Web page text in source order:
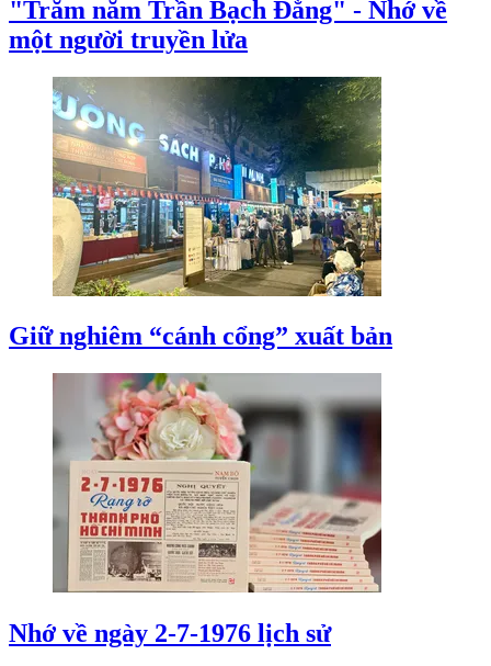
"Trăm năm Trần Bạch Đằng" - Nhớ về
một người truyền lửa
Giữ nghiêm “cánh cổng” xuất bản
Nhớ về ngày 2-7-1976 lịch sử